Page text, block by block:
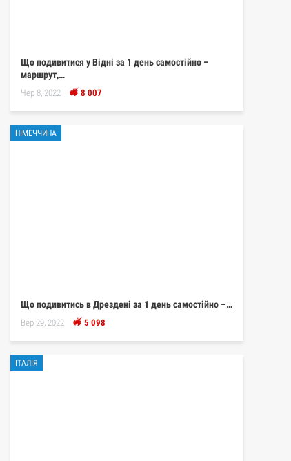
Що подивитися у Відні за 1 день самостійно –
маршрут,…
Чер 8, 2022 8 007
НІМЕЧЧИНА
Що подивитись в Дрездені за 1 день самостійно –…
Вер 29, 2022 5 098
ІТАЛІЯ